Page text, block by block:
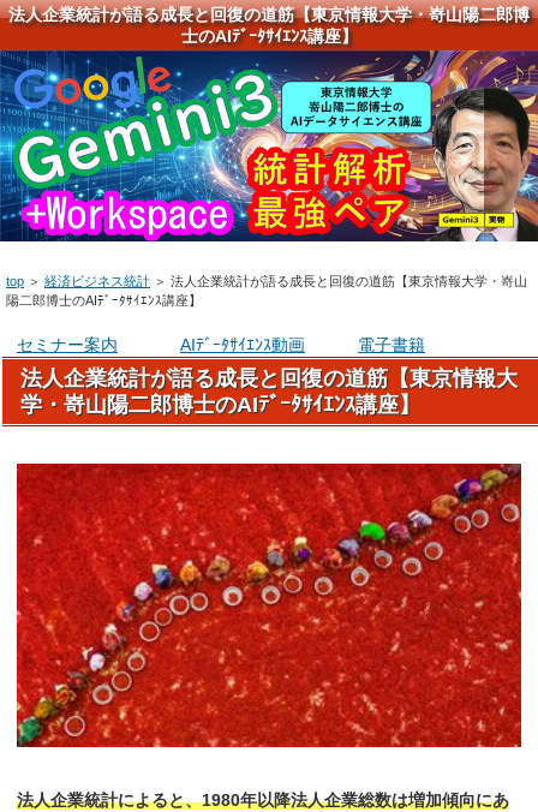
法人企業統計が語る成長と回復の道筋【東京情報大学・嵜山陽二郎博
士のAIﾃﾞｰﾀｻｲｴﾝｽ講座】
top ＞ 経済ビジネス統計 ＞ 法人企業統計が語る成長と回復の道筋【東京情報大学・嵜山
陽二郎博士のAIﾃﾞｰﾀｻｲｴﾝｽ講座】
セミナー案内 AIﾃﾞｰﾀｻｲｴﾝｽ動画 電子書籍
法人企業統計が語る成長と回復の道筋【東京情報大
学・嵜山陽二郎博士のAIﾃﾞｰﾀｻｲｴﾝｽ講座】
法人企業統計によると、1980年以降法人企業総数は増加傾向にあ